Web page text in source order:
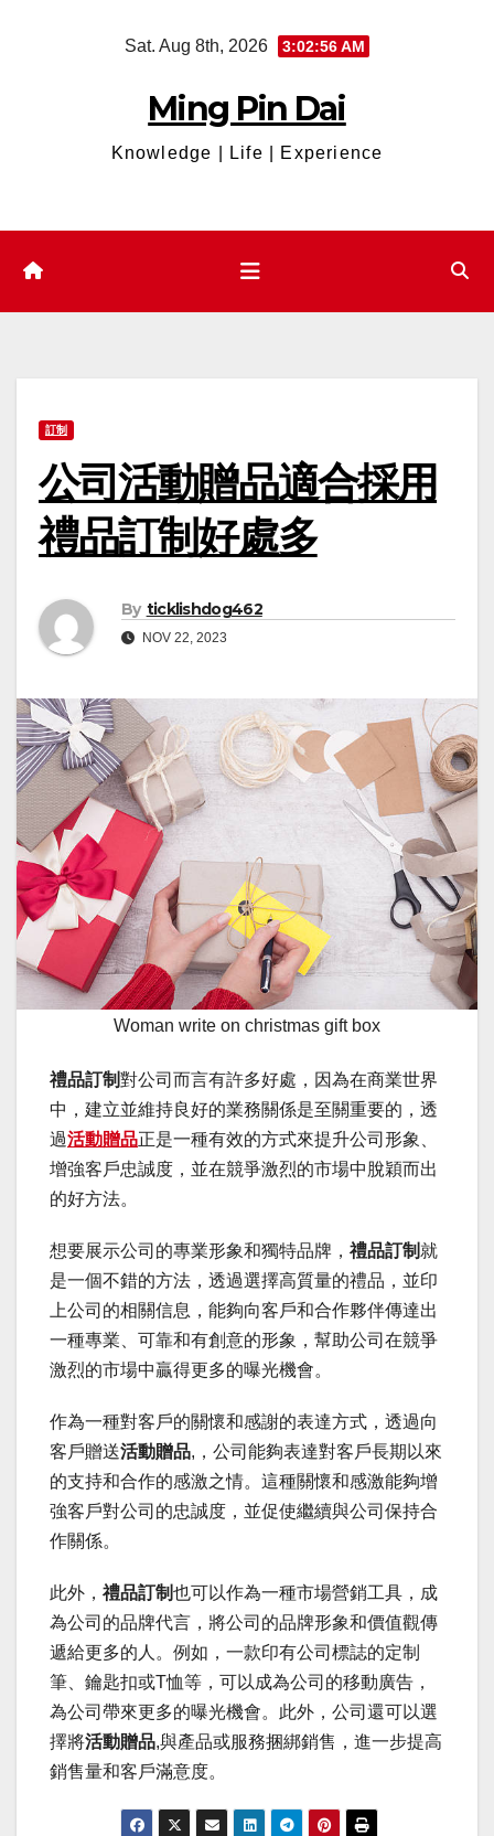
Sat. Aug 8th, 2026 3:02:57 AM
Ming Pin Dai
Knowledge | Life | Experience
訂制
公司活動贈品適合採用
禮品訂制好處多
By ticklishdog462
NOV 22, 2023
Woman write on christmas gift box
禮品訂制對公司而言有許多好處，因為在商業世界
中，建立並維持良好的業務關係是至關重要的，透
過活動贈品正是一種有效的方式來提升公司形象、
增強客戶忠誠度，並在競爭激烈的市場中脫穎而出
的好方法。
想要展示公司的專業形象和獨特品牌， 禮品訂制 就
是一個不錯的方法，透過選擇高質量的禮品，並印
上公司的相關信息，能夠向客戶和合作夥伴傳達出
一種專業、可靠和有創意的形象，幫助公司在競爭
激烈的市場中贏得更多的曝光機會。
作為一種對客戶的關懷和感謝的表達方式，透過向
客戶贈送活動贈品,，公司能夠表達對客戶長期以來
的支持和合作的感激之情。這種關懷和感激能夠增
強客戶對公司的忠誠度，並促使繼續與公司保持合
作關係。
此外， 禮品訂制也可以作為一種市場營銷工具，成
為公司的品牌代言，將公司的品牌形象和價值觀傳
遞給更多的人。例如，一款印有公司標誌的定制
筆、鑰匙扣或T恤等，可以成為公司的移動廣告，
為公司帶來更多的曝光機會。此外，公司還可以選
擇將活動贈品,與產品或服務捆綁銷售，進一步提高
銷售量和客戶滿意度。